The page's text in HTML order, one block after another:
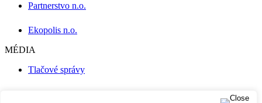
Partnerstvo n.o.
Ekopolis n.o.
MÉDIA
Tlačové správy